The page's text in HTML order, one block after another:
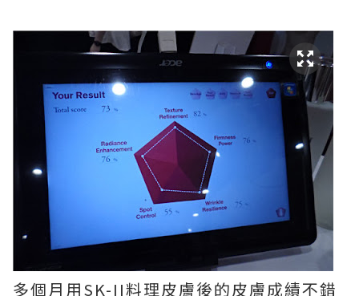
多個月用SK-II料理皮膚後的皮膚成績不錯